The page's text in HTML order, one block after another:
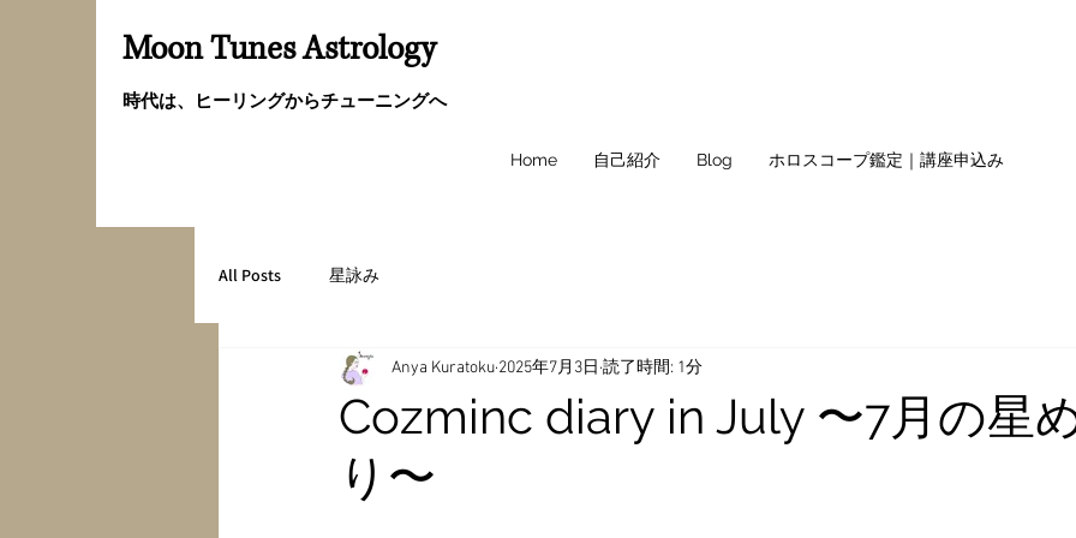
Moon Tunes Astrology
時代は、ヒーリングからチューニングへ
Home 自己紹介 Blog ホロスコープ鑑定｜講座申込み
All Posts 星詠み
Cozminc diary in July 〜7月の星
り〜
Anya Kuratoku 2025年7月3日 読了時間: 1分